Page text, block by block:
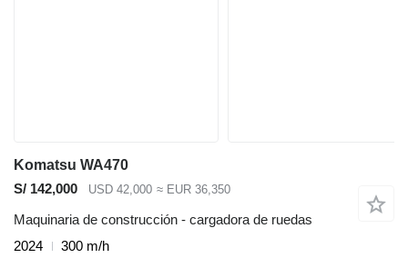
Komatsu WA470
S/ 142,000
USD 42,000 ≈ EUR 36,350
Maquinaria de construcción - cargadora de ruedas
2024
300 m/h